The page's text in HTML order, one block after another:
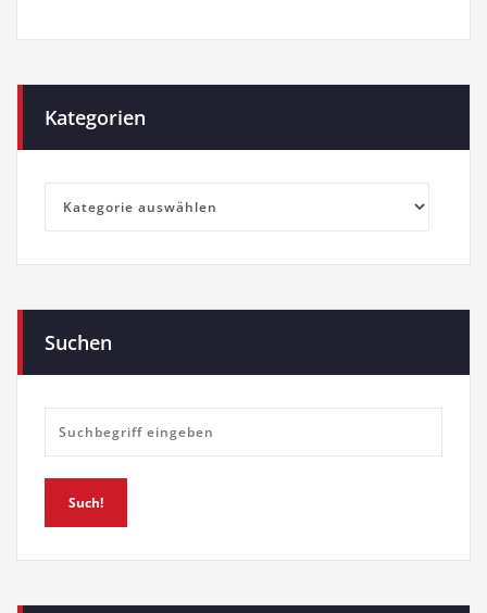
Kategorien
Kategorien
Suchen
Such!